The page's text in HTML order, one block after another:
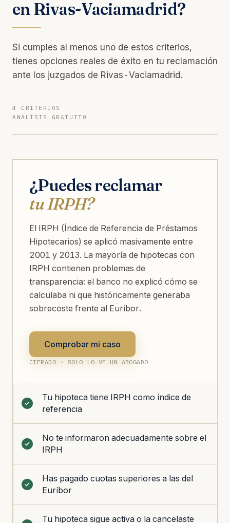
en Rivas-Vaciamadrid?
Si cumples al menos uno de estos criterios,
tienes opciones reales de éxito en tu reclamación
ante los juzgados de Rivas-Vaciamadrid.
4 CRITERIOS
ANÁLISIS GRATUITO
¿Puedes reclamar
tu IRPH?
El IRPH (Índice de Referencia de Préstamos
Hipotecarios) se aplicó masivamente entre
2001 y 2013. La mayoría de hipotecas con
IRPH contienen problemas de
transparencia: el banco no explicó cómo se
calculaba ni que históricamente generaba
sobrecoste frente al Euríbor.
Comprobar mi caso
CIFRADO · SOLO LO VE UN ABOGADO
Tu hipoteca tiene IRPH como índice de
referencia
No te informaron adecuadamente sobre el
IRPH
Has pagado cuotas superiores a las del
Euríbor
Tu hipoteca sigue activa o la cancelaste